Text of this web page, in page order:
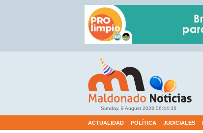
Sunday, 9 August 2026 06:44:37
ACTUALIDAD POLÍTICA JUDICIALES